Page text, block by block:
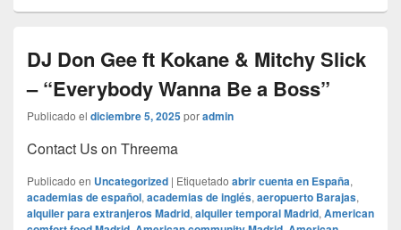
DJ Don Gee ft Kokane & Mitchy Slick
– “Everybody Wanna Be a Boss”
Publicado el diciembre 5, 2025poradmin
Contact Us on Threema
Publicado en Uncategorized | Etiquetado abrir cuenta en España,
academias de español, academias de inglés, aeropuerto Barajas,
alquiler para extranjeros Madrid, alquiler temporal Madrid, American